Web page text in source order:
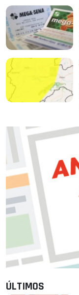
ÚLTIMOS